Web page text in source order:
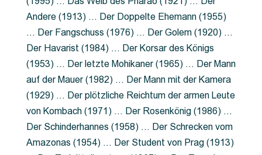
Andere (1913) … Der Doppelte Ehemann (1955)
… Der Fangschuss (1976) … Der Golem (1920) …
Der Havarist (1984) … Der Korsar des Königs
(1953) … Der letzte Mohikaner (1965) … Der Mann
auf der Mauer (1982) … Der Mann mit der Kamera
(1929) … Der plötzliche Reichtum der armen Leute
von Kombach (1971) … Der Rosenkönig (1986) …
Der Schinderhannes (1958) … Der Schrecken vom
Amazonas (1954) … Der Student von Prag (1913)